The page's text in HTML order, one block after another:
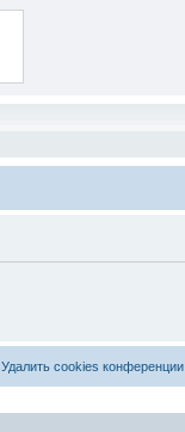
Удалить cookies конференции